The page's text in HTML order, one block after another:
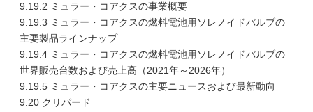
9.19.2 ミュラー・コアクスの事業概要
9.19.3 ミュラー・コアクスの燃料電池用ソレノイドバルブの
主要製品ラインナップ
9.19.4 ミュラー・コアクスの燃料電池用ソレノイドバルブの
世界販売台数および売上高（2021年～2026年）
9.19.5 ミュラー・コアクスの主要ニュースおよび最新動向
9.20 クリパード